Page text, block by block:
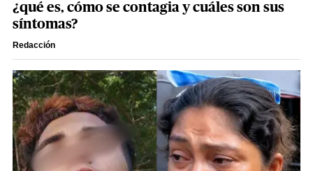
¿qué es, cómo se contagia y cuáles son sus
síntomas?
Redacción